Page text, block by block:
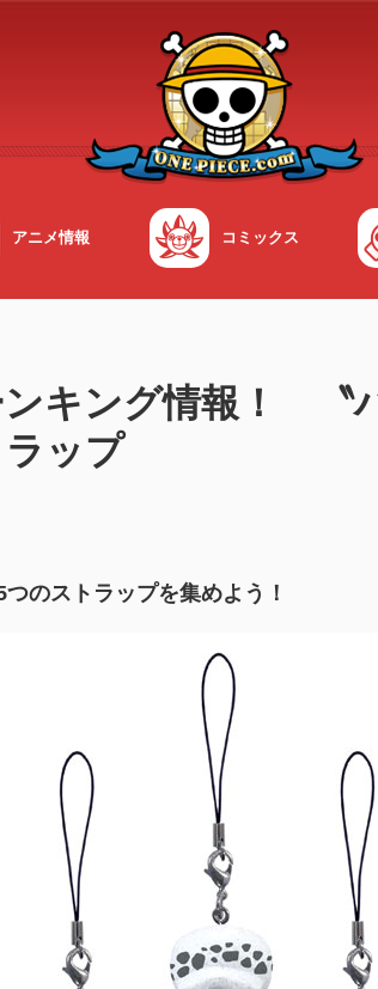
アニメ情報 コミックス
キング情報！ 〝
ップ
のストラップを集めよう！